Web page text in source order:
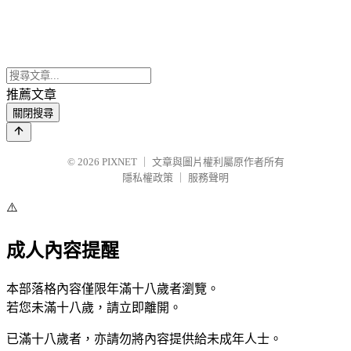
推薦文章
關閉搜尋
© 2026 PIXNET
文章與圖片權利屬原作者所有
隱私權政策
服務聲明
⚠️
成人內容提醒
本部落格內容僅限年滿十八歲者瀏覽。
若您未滿十八歲，請立即離開。
已滿十八歲者，亦請勿將內容提供給未成年人士。